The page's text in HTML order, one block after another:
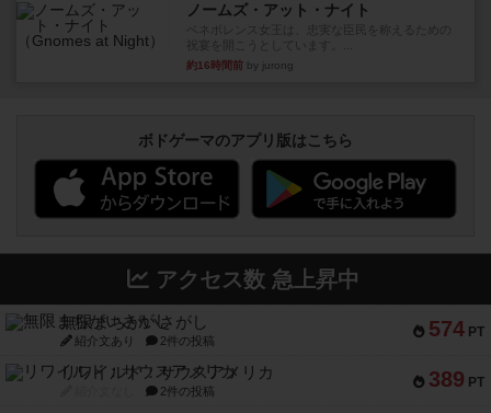
ノームズ・アット・ナイト
ベネボレンス女王は、忠実な臣民を称えるための
祝宴を開こうとしています。...
約16時間前 by jurong
ボドゲーマのアプリ版はこちら
アクセス数 急上昇中
574 PT
無限まちがいさがし
紹介文あり 2件の投稿
389 PT
リワイルド：サウスアメリカ
2件の投稿